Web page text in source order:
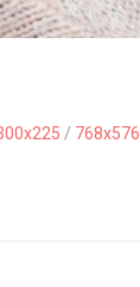
/ 768x576